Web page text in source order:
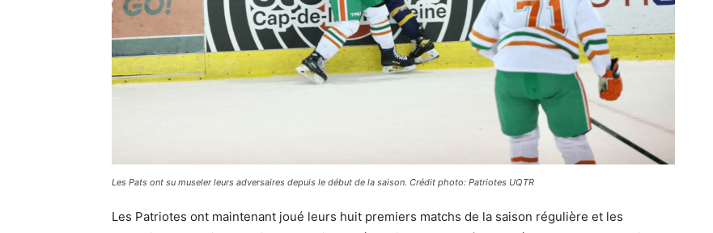
Les Pats ont su museler leurs adversaires depuis le début de la saison. Crédit photo: Patriotes UQTR
Les Patriotes ont maintenant joué leurs huit premiers matchs de la saison régulière et les